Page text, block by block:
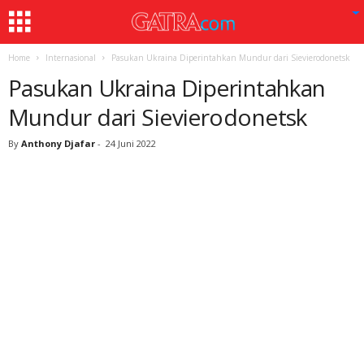
Home Internasional Pasukan Ukraina Diperintahkan Mundur dari Sievierodonetsk
Pasukan Ukraina Diperintahkan
Mundur dari Sievierodonetsk
By Anthony Djafar - 24 Juni 2022